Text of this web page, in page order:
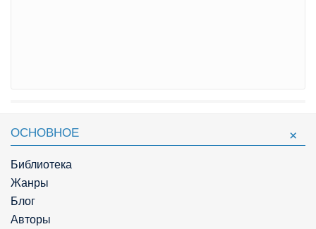
ОСНОВНОЕ
Библиотека
Жанры
Блог
Авторы